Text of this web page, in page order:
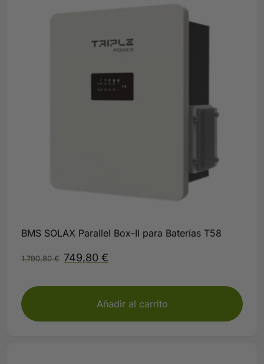
BMS SOLAX Parallel Box-II para Baterías T58
1.790,80€ 749,80 €
Añadir al carrito